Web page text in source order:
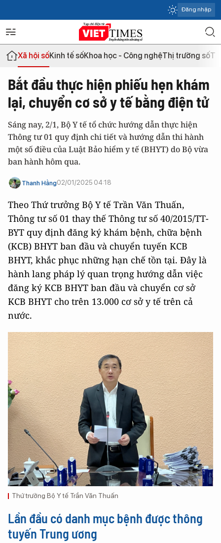
Đăng nhập
Xã hội sốKinh tế sốKhoa học - Công nghệThị trường số
Bắt đầu thực hiện phiếu hẹn khám
lại, chuyển cơ sở y tế bằng điện tử
Sáng nay, 2/1, Bộ Y tế tổ chức hướng dẫn thực hiện
Thông tư 01 quy định chi tiết và hướng dẫn thi hành
một số điều của Luật Bảo hiểm y tế (BHYT) do Bộ vừa
ban hành hôm qua.
Thanh Hằng02/01/2025 04:18
Theo Thứ trưởng Bộ Y tế Trần Văn Thuấn,
Thông tư số 01 thay thế Thông tư số 40/2015/TT-
BYT quy định đăng ký khám bệnh, chữa bệnh
(KCB) BHYT ban đầu và chuyển tuyến KCB
BHYT, khắc phục những hạn chế tồn tại. Đây là
hành lang pháp lý quan trọng hướng dẫn việc
đăng ký KCB BHYT ban đầu và chuyển cơ sở
KCB BHYT cho trên 13.000 cơ sở y tế trên cả
nước.
Thứ trưởng Bộ Y tế Trần Văn Thuấn
Lần đầu có danh mục bệnh được thông
tuyến Trung ương